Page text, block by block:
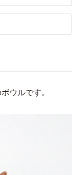
ウルです。